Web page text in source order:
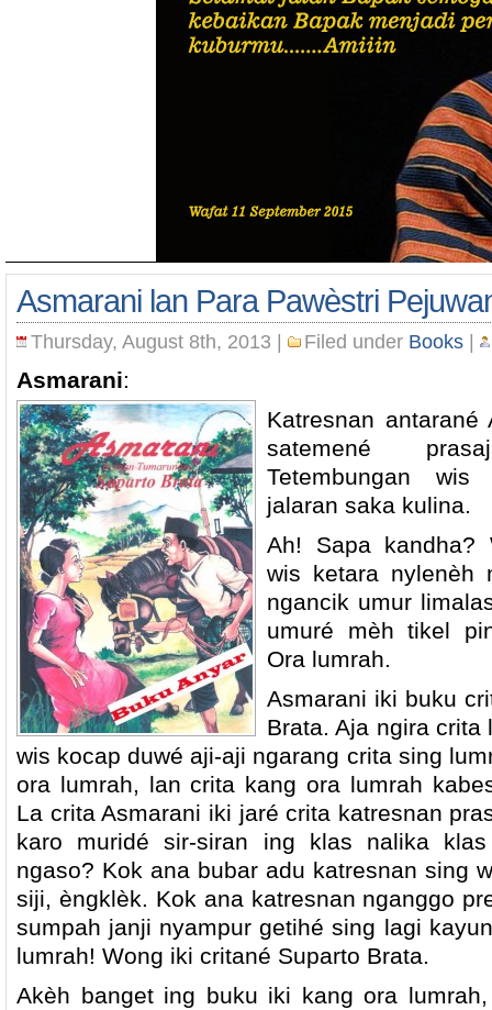
Asmarani lan Para Pawèstri
Thursday, August 8th, 2013 Filed under Books
Asmarani:
Katresnan antarané
satemené
Tetembungan
jalaran saka kulina.
Ah! Sapa kandha?
wis ketara nylenèh
ngancik umur
umuré mèh tikel
Ora lumrah.
Asmarani iki buku
Brata. Aja ngira crita
wis kocap duwé aji-aji ngarang crita sing
ora lumrah, lan crita kang ora lumrah
La crita Asmarani iki jaré crita katresnan
karo muridé sir-siran ing klas nalika
ngaso? Kok ana bubar adu katresnan sing
siji, èngklèk. Kok ana katresnan nganggo
sumpah janji nyampur getihé sing lagi
lumrah! Wong iki critané Suparto Brata.
Akèh banget ing buku iki kang ora